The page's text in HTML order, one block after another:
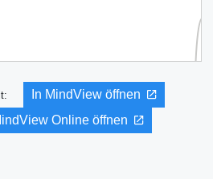
In MindView öffnen
Online öffnen